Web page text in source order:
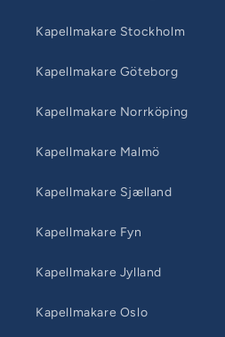
Kapellmakare Stockholm
Kapellmakare Göteborg
Kapellmakare Norrköping
Kapellmakare Malmö
Kapellmakare Sjælland
Kapellmakare Fyn
Kapellmakare Jylland
Kapellmakare Oslo